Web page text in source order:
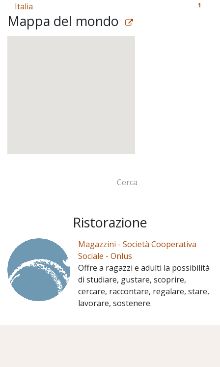
1
Italia
Mappa del mondo
Ristorazione
Magazzini - Società Cooperativa
Sociale - Onlus
Offre a ragazzi e adulti la possibilità
di studiare, gustare, scoprire,
cercare, raccontare, regalare, stare,
lavorare, sostenere.